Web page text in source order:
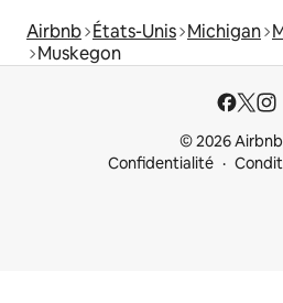
Airbnb États-Unis Michigan
Muskegon
© 2026
Confidentialité